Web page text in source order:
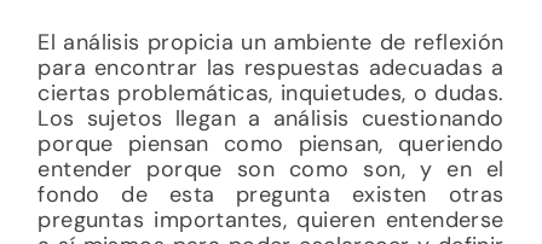
El análisis propicia un ambiente de reflexión
para encontrar las respuestas adecuadas a
ciertas problemáticas, inquietudes, o dudas.
Los sujetos llegan a análisis cuestionando
porque piensan como piensan, queriendo
entender porque son como son, y en el
fondo de esta pregunta existen otras
preguntas importantes, quieren entenderse